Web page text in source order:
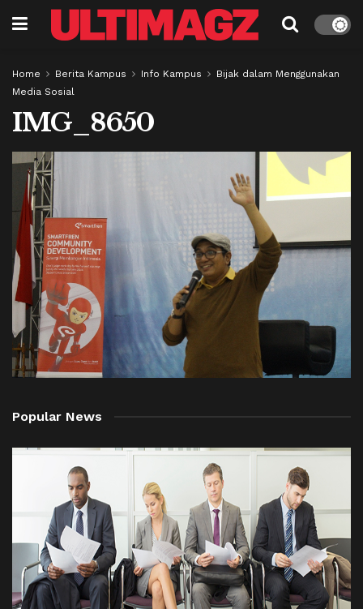
Home Berita Kampus Info Kampus
Bijak dalam Menggunakan
Media Sosial
IMG_8650
Popular News